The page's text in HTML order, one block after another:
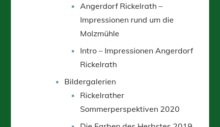
Angerdorf Rickelrath –
Impressionen rund um die
Molzmühle
Intro – Impressionen Angerdorf
Rickelrath
Bildergalerien
Rickelrather
Sommerperspektiven 2020